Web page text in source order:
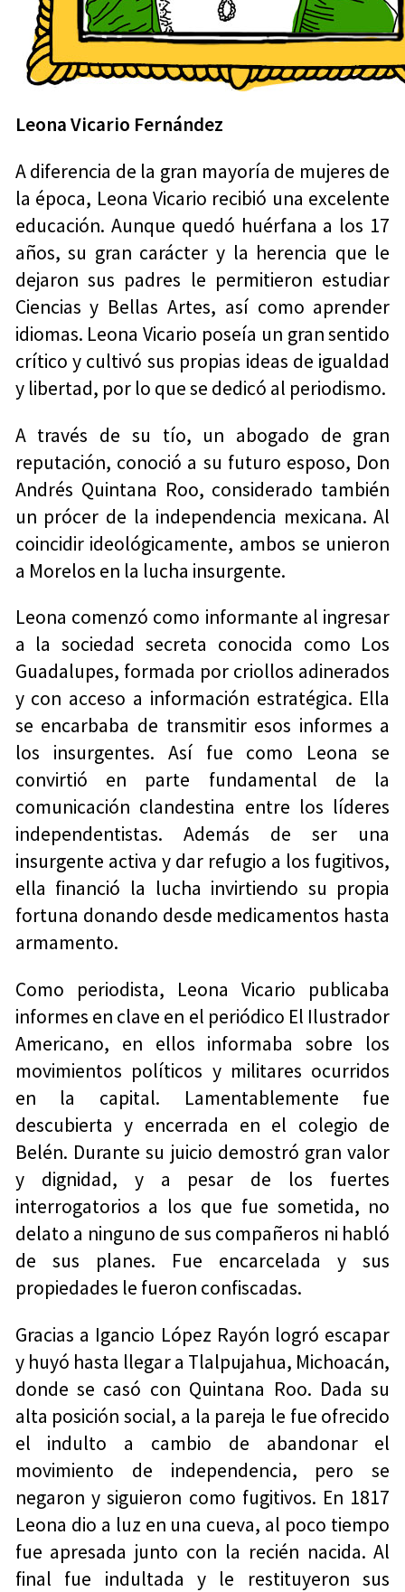
Leona Vicario Fernández
A diferencia de la gran mayoría de mujeres de
la época, Leona Vicario recibió una excelente
educación. Aunque quedó huérfana a los 17
años, su gran carácter y la herencia que le
dejaron sus padres le permitieron estudiar
Ciencias y Bellas Artes, así como aprender
idiomas. Leona Vicario poseía un gran sentido
crítico y cultivó sus propias ideas de igualdad
y libertad, por lo que se dedicó al periodismo.
A través de su tío, un abogado de gran
reputación, conoció a su futuro esposo, Don
Andrés Quintana Roo, considerado también
un prócer de la independencia mexicana. Al
coincidir ideológicamente, ambos se unieron
a Morelos en la lucha insurgente.
Leona comenzó como informante al ingresar
a la sociedad secreta conocida como Los
Guadalupes, formada por criollos adinerados
y con acceso a información estratégica. Ella
se encarbaba de transmitir esos informes a
los insurgentes. Así fue como Leona se
convirtió en parte fundamental de la
comunicación clandestina entre los líderes
independentistas. Además de ser una
insurgente activa y dar refugio a los fugitivos,
ella financió la lucha invirtiendo su propia
fortuna donando desde medicamentos hasta
armamento.
Como periodista, Leona Vicario publicaba
informes en clave en el periódico El Ilustrador
Americano, en ellos informaba sobre los
movimientos políticos y militares ocurridos
en la capital. Lamentablemente fue
descubierta y encerrada en el colegio de
Belén. Durante su juicio demostró gran valor
y dignidad, y a pesar de los fuertes
interrogatorios a los que fue sometida, no
delato a ninguno de sus compañeros ni habló
de sus planes. Fue encarcelada y sus
propiedades le fueron confiscadas.
Gracias a Igancio López Rayón logró escapar
y huyó hasta llegar a Tlalpujahua, Michoacán,
donde se casó con Quintana Roo. Dada su
alta posición social, a la pareja le fue ofrecido
el indulto a cambio de abandonar el
movimiento de independencia, pero se
negaron y siguieron como fugitivos. En 1817
Leona dio a luz en una cueva, al poco tiempo
fue apresada junto con la recién nacida. Al
final fue indultada y le restituyeron sus